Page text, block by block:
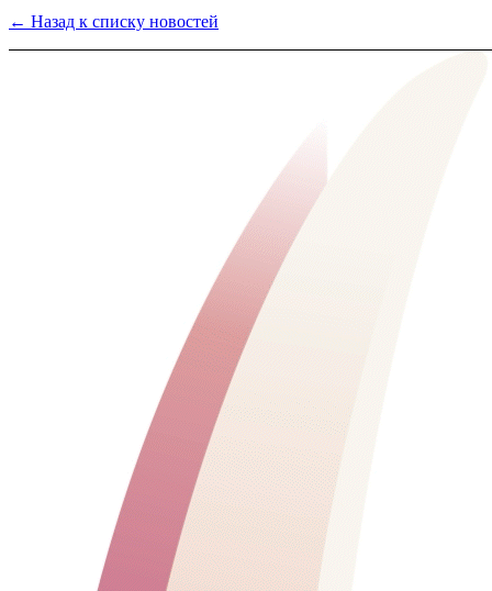
← Назад к списку новостей